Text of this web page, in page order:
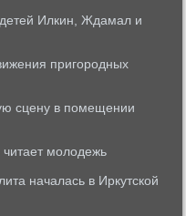
Илкин, Ждамал и
пригородных
сцену в помещении
молодежь
началась в Иркутской